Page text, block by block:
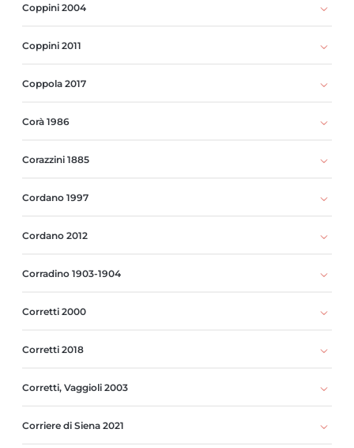
Coppini 2004
Coppini 2011
Coppola 2017
Corà 1986
Corazzini 1885
Cordano 1997
Cordano 2012
Corradino 1903-1904
Corretti 2000
Corretti 2018
Corretti, Vaggioli 2003
Corriere di Siena 2021